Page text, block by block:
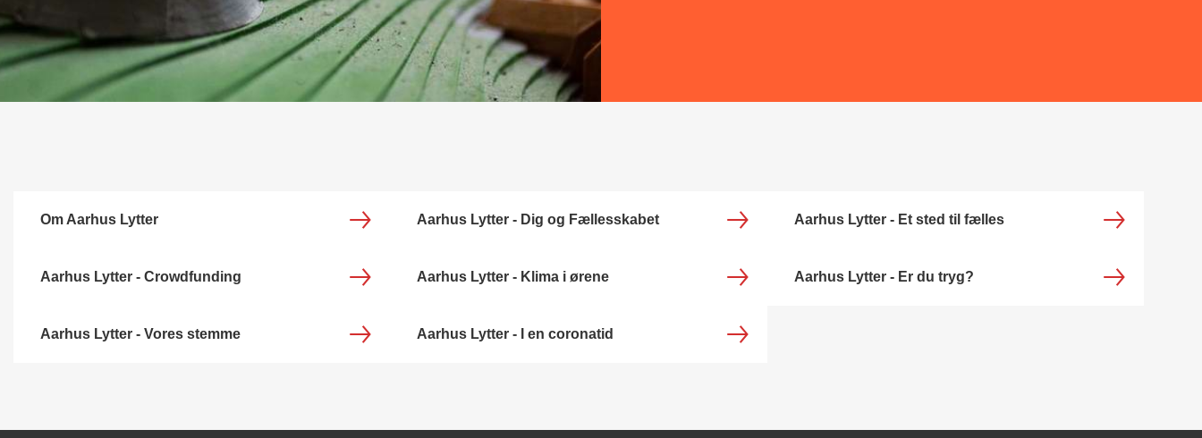
Om Aarhus Lytter Aarhus Lytter - Dig og Fællesskabet Aarhus Lytter - Et sted til fælles
Aarhus Lytter - Crowdfunding Aarhus Lytter - Klima i ørene Aarhus Lytter - Er du tryg?
Aarhus Lytter - Vores stemme Aarhus Lytter - I en coronatid